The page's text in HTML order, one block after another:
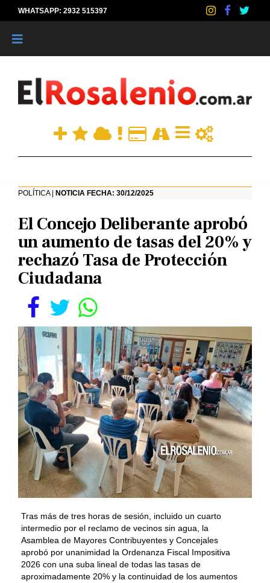
WHATSAPP: 2932 515397
POLÍTICA | NOTICIA FECHA: 30/12/2025
El Concejo Deliberante aprobó
un aumento de tasas del 20% y
rechazó Tasa de Protección
Ciudadana
Tras más de tres horas de sesión, incluido un cuarto
intermedio por el reclamo de vecinos sin agua, la
Asamblea de Mayores Contribuyentes y Concejales
aprobó por unanimidad la Ordenanza Fiscal Impositiva
2026 con una suba lineal de todas las tasas de
aproximadamente 20% y la continuidad de los aumentos